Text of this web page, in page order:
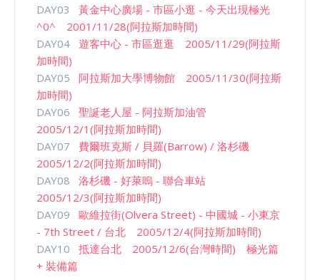
DAY03 黃金中心廣場 - 市區小逛 - 今天出現極光
^0^ 2001/11/28(阿拉斯加時間)
DAY04 遊客中心 - 市區逛逛 2005/11/29(阿拉斯
加時間)
DAY05 阿拉斯加大學博物館 2005/11/30(阿拉斯
加時間)
DAY06 聖誕老人屋 - 阿拉斯加油管
2005/12/1(阿拉斯加時間)
DAY07 費爾班克斯 / 貝羅(Barrow) / 洛杉磯
2005/12/2(阿拉斯加時間)
DAY08 洛杉磯 - 好萊嗚 - 聯合車站
2005/12/3(阿拉斯加時間)
DAY09 歐維拉街(Olvera Street) - 中國城 - 小東京
- 7th Street / 台北 2005/12/4(阿拉斯加時間)
DAY10 抵達台北 2005/12/6(台灣時間) 極光篇
+ 裝備篇